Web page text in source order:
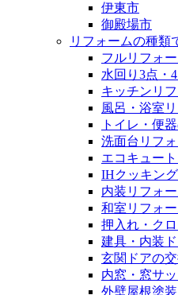
伊東市
御殿場市
リフォームの種類
フルリフォ
水回り3点・
キッチンリ
風呂・浴室
トイレ・便
洗面台リフ
エコキュー
IHクッキン
内装リフォ
和室リフォ
押入れ・ク
建具・内装
玄関ドアの
内窓・窓サ
外壁屋根塗